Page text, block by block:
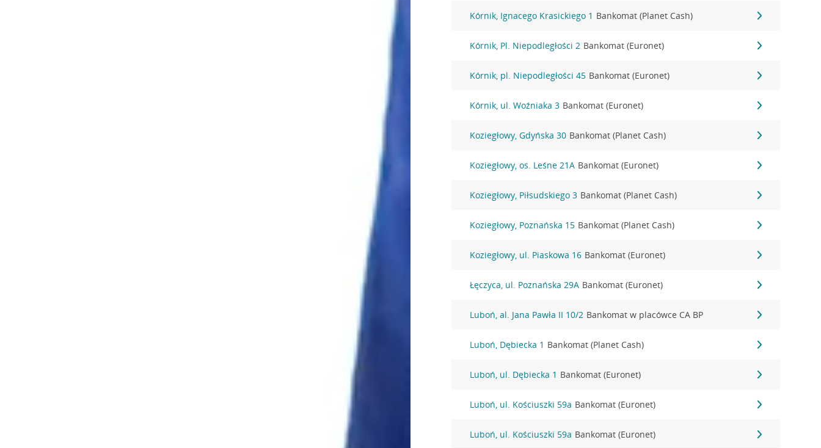
Kórnik, Ignacego Krasickiego 1 Bankomat (Planet Cash)
Kórnik, Pl. Niepodległości 2 Bankomat (Euronet)
Kórnik, pl. Niepodległości 45 Bankomat (Euronet)
Kórnik, ul. Woźniaka 3 Bankomat (Euronet)
Koziegłowy, Gdyńska 30 Bankomat (Planet Cash)
Koziegłowy, os. Leśne 21A Bankomat (Euronet)
Koziegłowy, Piłsudskiego 3 Bankomat (Planet Cash)
Koziegłowy, Poznańska 15 Bankomat (Planet Cash)
Koziegłowy, ul. Piaskowa 16 Bankomat (Euronet)
Łęczyca, ul. Poznańska 29A Bankomat (Euronet)
Luboń, al. Jana Pawła II 10/2 Bankomat w placówce CA BP
Luboń, Dębiecka 1 Bankomat (Planet Cash)
Luboń, ul. Dębiecka 1 Bankomat (Euronet)
Luboń, ul. Kościuszki 59a Bankomat (Euronet)
Luboń, ul. Kościuszki 59a Bankomat (Euronet)